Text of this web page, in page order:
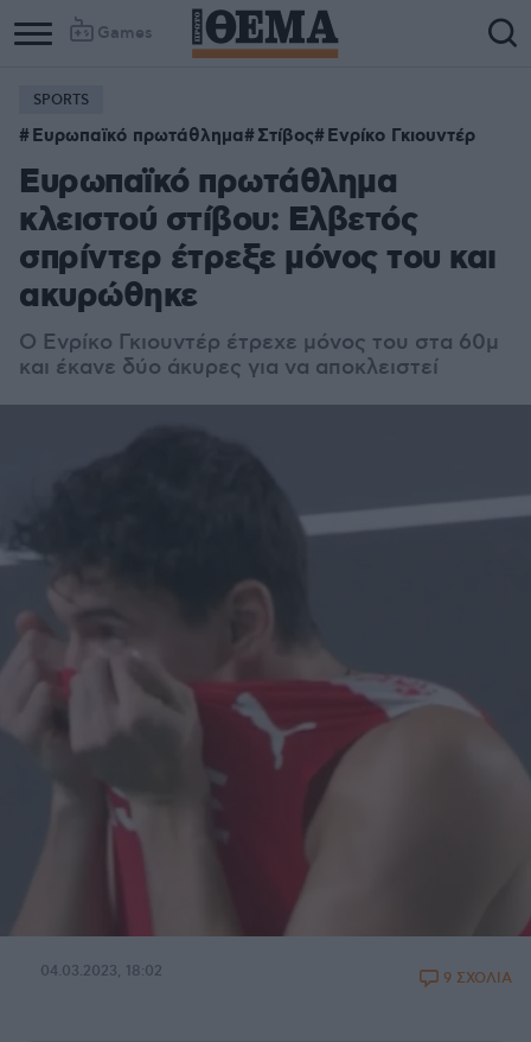
Games
SPORTS
Ευρωπαϊκό πρωτάθλημα Στίβος Ενρίκο Γκιουντέρ
Ευρωπαϊκό πρωτάθλημα
κλειστού στίβου: Ελβετός
σπρίντερ έτρεξε μόνος του και
ακυρώθηκε
Ο Ενρίκο Γκιουντέρ έτρεχε μόνος του στα 60μ
και έκανε δύο άκυρες για να αποκλειστεί
04.03.2023, 18:02 9 ΣΧΟΛΙΑ